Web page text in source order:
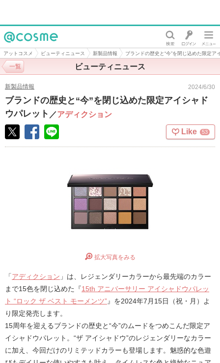
@cosme
アットコスメ ビューティニュース 新製品情報 ブランドの歴史と“今”を閉じ込めた限定ア
ビューティニュース
一覧
新製品情報 2024/6/30
ブランドの歴史と“今”を閉じ込めた限定アイシャド
ウパレット ／アディクション
Like 53
拡大写真をみる
「アディクション 」は、レジェンダリーカラーから最先端のカラー
まで15色を閉じ込めた『15th アニバーサリー アイシャドウパレッ
ト “ロック ザ ベスト モーメンツ”』を2024年7月15日（祝・月）よ
り限定発売します。
15周年を迎えるブランドの歴史と“今”のムードをつめこんだ限定ア
イシャドウパレット。“ザ アイシャドウ”のレジェンダリーなカラー
に加え、今回だけのリミテッドカラーも登場します。魅惑的な色遊